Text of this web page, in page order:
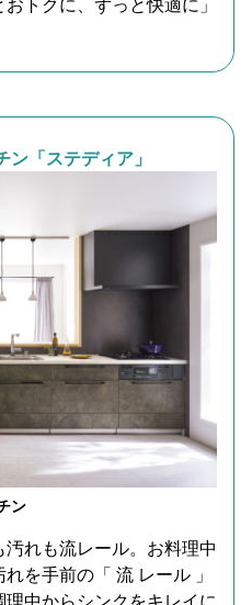
「ステディア」
ン
れも流レール。お料理中
を手前の「 流 レール 」
中からシンクをキレイに